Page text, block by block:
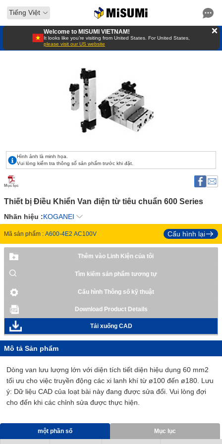
Tiếng Việt
Welcome to MISUMI VIETNAM!
It looks like you’re visiting from United States. For United States,
please visit our US website
Hình ảnh là minh họa.
Vui lòng kiểm tra thông số sản phẩm trước khi đặt.
Mục lục
Thiết bị Điều Khiển Van điện từ tiêu chuẩn 600 Series
Nhãn hiệu :KOGANEI
Mã sản phẩm : A600-4E2 AC100V Cấu hình lại
Thêm vào Linh Kiện của tôi
Tìm kiếm sản phẩm tương tự
Cấu hình Thông số kỹ thuật
Download Product Details
Tải xuống CAD
Mô tả Sản phẩm
Dòng van lưu lượng lớn với diện tích tiết diện hiệu dụng 60 mm2
tối ưu cho việc truyền động các xi lanh khí từ ø100 đến ø180. Lưu
ý: Dữ liệu CAD của loạt bài này đang được sửa đổi. Vui lòng đợi
cho đến khi các chỉnh sửa được thực hiện.
một phần số Mục lục